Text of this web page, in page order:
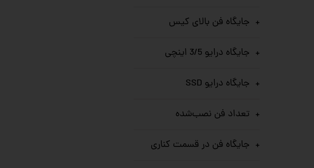
جایگاه فن بالای کیس
جایگاه درایو 3/5 اینچی
جایگاه درایو SSD
تعداد فن نصب‌شده
جایگاه فن در قسمت کناری